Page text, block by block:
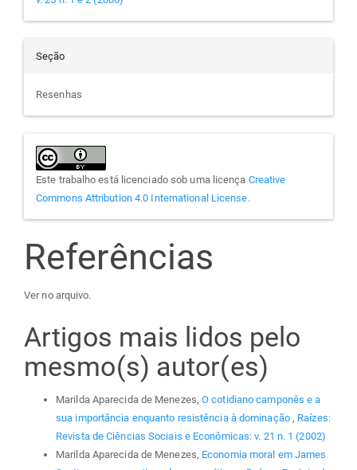
Seção
Resenhas
Este trabalho está licenciado sob uma licença Creative
Commons Attribution 4.0 International License.
Referências
Ver no arquivo.
Artigos mais lidos pelo
mesmo(s) autor(es)
Marilda Aparecida de Menezes,O cotidiano camponês e a
sua importância enquanto resistência à dominação , Raízes:
Revista de Ciências Sociais e Econômicas: v. 21 n. 1 (2002)
Marilda Aparecida de Menezes, Economia moral em James